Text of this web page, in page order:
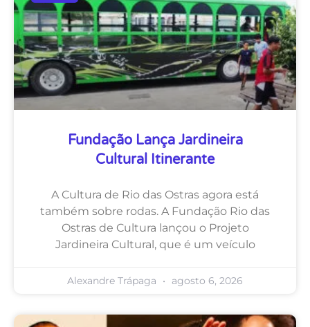
Fundação Lança Jardineira
Cultural Itinerante
A Cultura de Rio das Ostras agora está
também sobre rodas. A Fundação Rio das
Ostras de Cultura lançou o Projeto
Jardineira Cultural, que é um veículo
Alexandre Trápaga agosto 6, 2026